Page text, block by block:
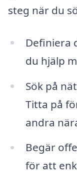
steg när du
Definiera
du hjälp
Sök på
Titta på
andra
Begär
för att